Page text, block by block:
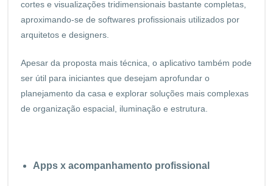
cortes e visualizações tridimensionais bastante completas,
aproximando-se de softwares profissionais utilizados por
arquitetos e designers.
Apesar da proposta mais técnica, o aplicativo também pode
ser útil para iniciantes que desejam aprofundar o
planejamento da casa e explorar soluções mais complexas
de organização espacial, iluminação e estrutura.
Apps x acompanhamento profissional